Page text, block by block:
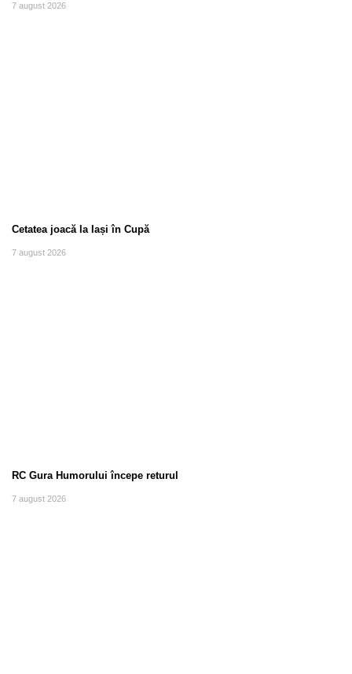
7 august 2026
Cetatea joacă la Iași în Cupă
7 august 2026
RC Gura Humorului începe returul
7 august 2026